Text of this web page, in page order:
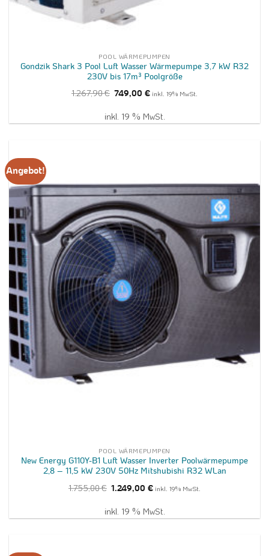
POOL WÄRMEPUMPEN
Gondzik Shark 3 Pool Luft Wasser Wärmepumpe 3,7 kW R32
230V bis 17m³ Poolgröße
1.267,90€ Ursprünglicher
Preis
1.267,90 €
749,00€Aktueller
749,00 €.
inkl. 19% MwSt.
inkl. 19 % MwSt.
Angebot!
POOL WÄRMEPUMPEN
New Energy G110Y-B1 Luft Wasser Inverter Poolwärmepumpe
2,8 – 11,5 kW 230V 50Hz Mitshubishi R32 WLan
1.755,00€ Ursprünglicher
1.755,00 €
1.249,00€Aktueller
1.249,00 €.
inkl. 19% MwSt.
inkl. 19 % MwSt.